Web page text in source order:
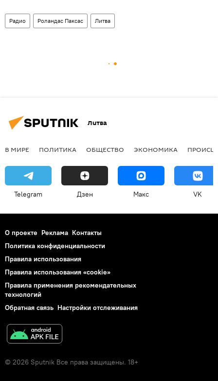
Радио Роландас Паксас Литва
Литва
В МИРЕ ПОЛИТИКА ОБЩЕСТВО ЭКОНОМИКА
Telegram Дзен Макс VK
О проекте Реклама Контакты
Политика конфиденциальности
Правила использования
Правила использования «cookie»
Правила применения рекомендательных
технологий
Обратная связь Настройки отслеживания
© 2026 Sputnik Все права защищены. 18+